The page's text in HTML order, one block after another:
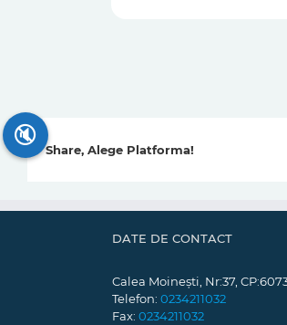
Share, Alege Platforma!
DATE DE CONTACT
Calea Moinești, Nr:37,
Telefon: 0234211032
Fax: 0234211032
🔇